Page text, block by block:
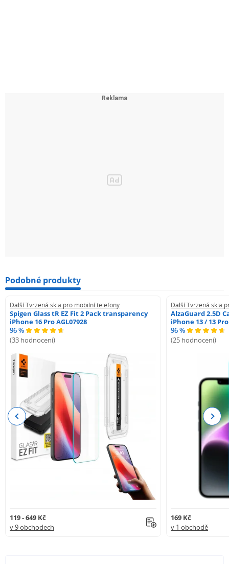
Podobné produkty
Další Tvrzená skla pro mobilní telefony
Spigen Glass tR EZ Fit 2 Pack transparency
iPhone 16 Pro AGL07928
96 %
(33 hodnocení)
119 - 649 Kč
v 9 obchodech
Další Tvrzená skla
AlzaGuard 2.5D
iPhone 13 / 13 Pro
96 %
(25 hodnocení)
169 Kč
v 1 obchodě
Previous Next